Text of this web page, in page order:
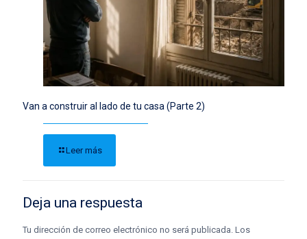
Van a construir al lado de tu casa (Parte 2)
Leer más
Deja una respuesta
Tu dirección de correo electrónico no será publicada. Los